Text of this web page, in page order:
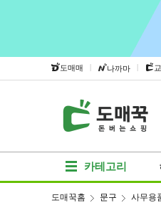
도매매 | 나까마 |
카테고리
도매꾹홈 문구 사무용